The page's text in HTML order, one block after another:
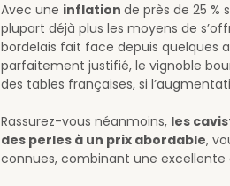
Avec une inflation de près de 25 %
plupart déjà plus les moyens de
bordelais fait face depuis quelques
parfaitement justifié, le vignoble
des tables françaises, si
Rassurez-vous néanmoins, les
des perles à un prix abordable,
connues, combinant une